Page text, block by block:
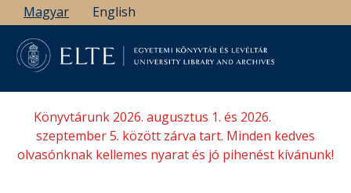
Ugrás
a
tartalomra
Magyar English
Könyvtárunk 2026. augusztus 1. és 2026.
szeptember 5. között zárva tart. Minden kedves
olvasónknak kellemes nyarat és jó pihenést kívánunk!